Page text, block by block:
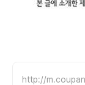
http://